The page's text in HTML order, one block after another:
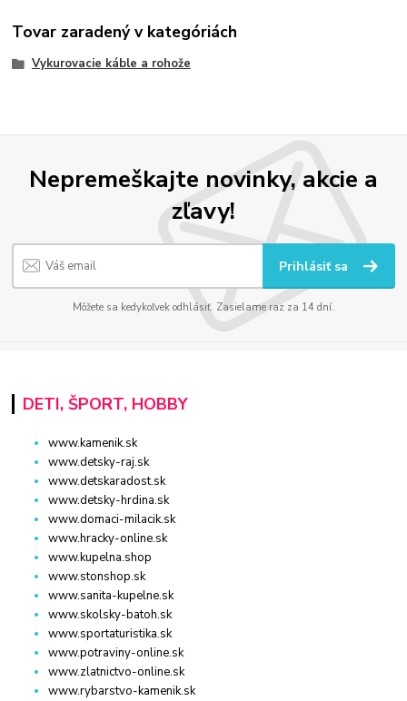
Tovar zaradený v kategóriách
Vykurovacie káble a rohože
Nepremeškajte novinky, akcie a
zľavy!
Prihlásiť sa
Môžete sa kedykoľvek odhlásiť. Zasielame raz za 14 dní.
DETI, ŠPORT, HOBBY
www.kamenik.sk
www.detsky-raj.sk
www.detskaradost.sk
www.detsky-hrdina.sk
www.domaci-milacik.sk
www.hracky-online.sk
www.kupelna.shop
www.stonshop.sk
www.sanita-kupelne.sk
www.skolsky-batoh.sk
www.sportaturistika.sk
www.potraviny-online.sk
www.zlatnictvo-online.sk
www.rybarstvo-kamenik.sk